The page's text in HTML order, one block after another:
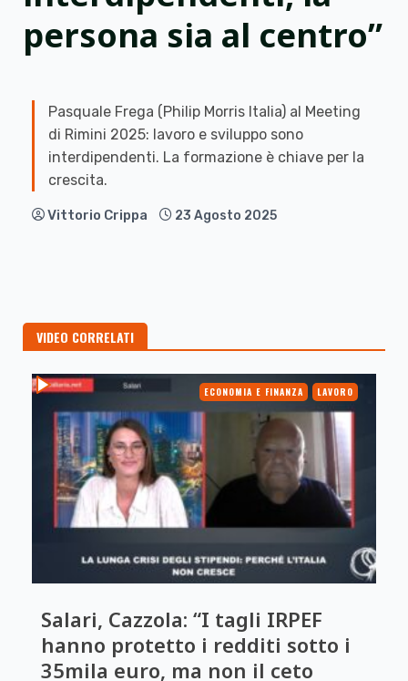
persona sia al centro”
Pasquale Frega (Philip Morris Italia) al Meeting
di Rimini 2025: lavoro e sviluppo sono
interdipendenti. La formazione è chiave per la
crescita.
Vittorio Crippa 23 Agosto 2025
VIDEO CORRELATI
ECONOMIA E FINANZA LAVORO
Salari, Cazzola: “I tagli IRPEF
hanno protetto i redditi sotto i
35mila euro, ma non il ceto